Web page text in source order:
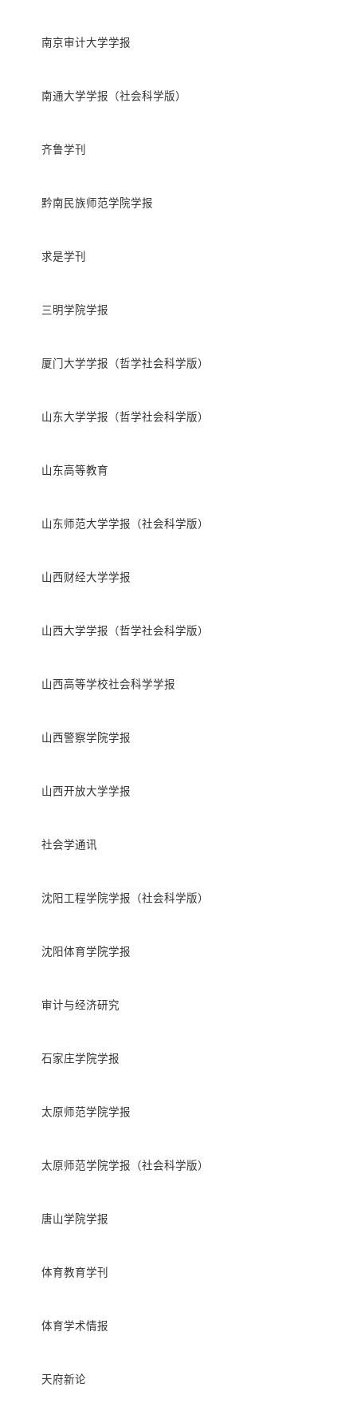
南京审计大学学报
南通大学学报（社会科学版）
齐鲁学刊
黔南民族师范学院学报
求是学刊
三明学院学报
厦门大学学报（哲学社会科学版）
山东大学学报（哲学社会科学版）
山东高等教育
山东师范大学学报（社会科学版）
山西财经大学学报
山西大学学报（哲学社会科学版）
山西高等学校社会科学学报
山西警察学院学报
山西开放大学学报
社会学通讯
沈阳工程学院学报（社会科学版）
沈阳体育学院学报
审计与经济研究
石家庄学院学报
太原师范学院学报
太原师范学院学报（社会科学版）
唐山学院学报
体育教育学刊
体育学术情报
天府新论